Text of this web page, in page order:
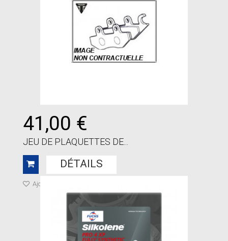
41,00 €
JEU DE PLAQUETTES DE...
DÉTAILS
Ajouter à ma liste de cadeaux